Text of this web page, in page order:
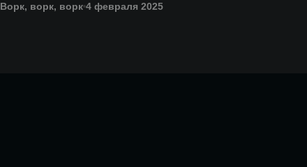
Ворк, ворк, ворк 4 февраля 2025